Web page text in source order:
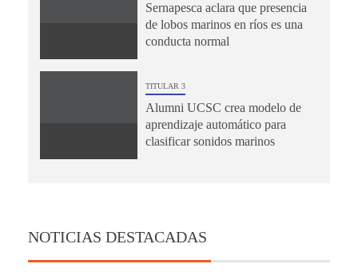
Sernapesca aclara que presencia
de lobos marinos en ríos es una
conducta normal
TITULAR 3
Alumni UCSC crea modelo de
aprendizaje automático para
clasificar sonidos marinos
NOTICIAS DESTACADAS